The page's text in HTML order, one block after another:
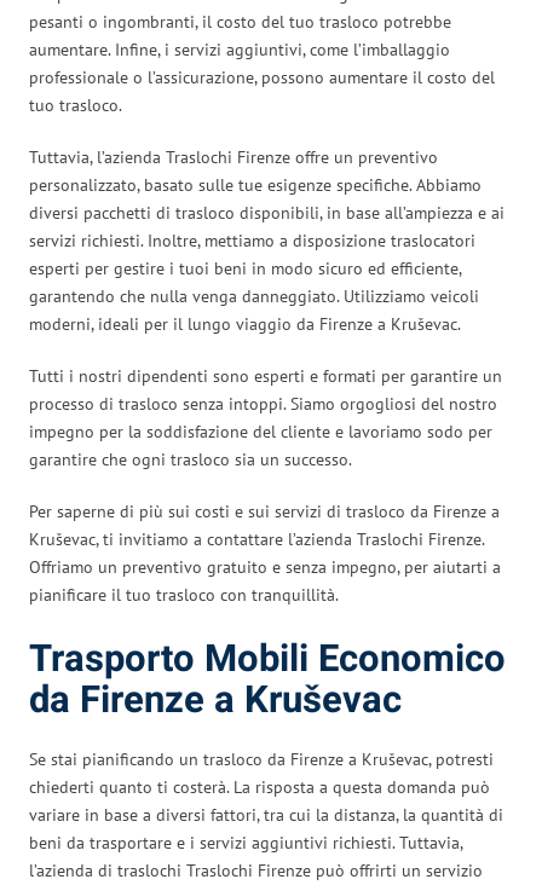
pesanti o ingombranti, il costo del tuo trasloco potrebbe
aumentare. Infine, i servizi aggiuntivi, come l’imballaggio
professionale o l’assicurazione, possono aumentare il costo del
tuo trasloco.
Tuttavia, l’azienda Traslochi Firenze offre un preventivo
personalizzato, basato sulle tue esigenze specifiche. Abbiamo
diversi pacchetti di trasloco disponibili, in base all’ampiezza e ai
servizi richiesti. Inoltre, mettiamo a disposizione traslocatori
esperti per gestire i tuoi beni in modo sicuro ed efficiente,
garantendo che nulla venga danneggiato. Utilizziamo veicoli
moderni, ideali per il lungo viaggio da Firenze a Kruševac.
Tutti i nostri dipendenti sono esperti e formati per garantire un
processo di trasloco senza intoppi. Siamo orgogliosi del nostro
impegno per la soddisfazione del cliente e lavoriamo sodo per
garantire che ogni trasloco sia un successo.
Per saperne di più sui costi e sui servizi di trasloco da Firenze a
Kruševac, ti invitiamo a contattare l’azienda Traslochi Firenze.
Offriamo un preventivo gratuito e senza impegno, per aiutarti a
pianificare il tuo trasloco con tranquillità.
Trasporto Mobili Economico
da Firenze a Kruševac
Se stai pianificando un trasloco da Firenze a Kruševac, potresti
chiederti quanto ti costerà. La risposta a questa domanda può
variare in base a diversi fattori, tra cui la distanza, la quantità di
beni da trasportare e i servizi aggiuntivi richiesti. Tuttavia,
l’azienda di traslochi Traslochi Firenze può offrirti un servizio